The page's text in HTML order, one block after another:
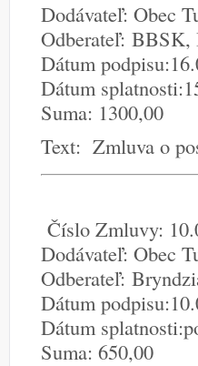
Dodávateľ: Obec
Odberateľ: BBSK,
Dátum
Dátum
Suma: 1300,00
Text: Zmluva o
Číslo Zmluvy:
Dodávateľ: Obec
Odberateľ:
Dátum
Dátum
Suma: 650,00